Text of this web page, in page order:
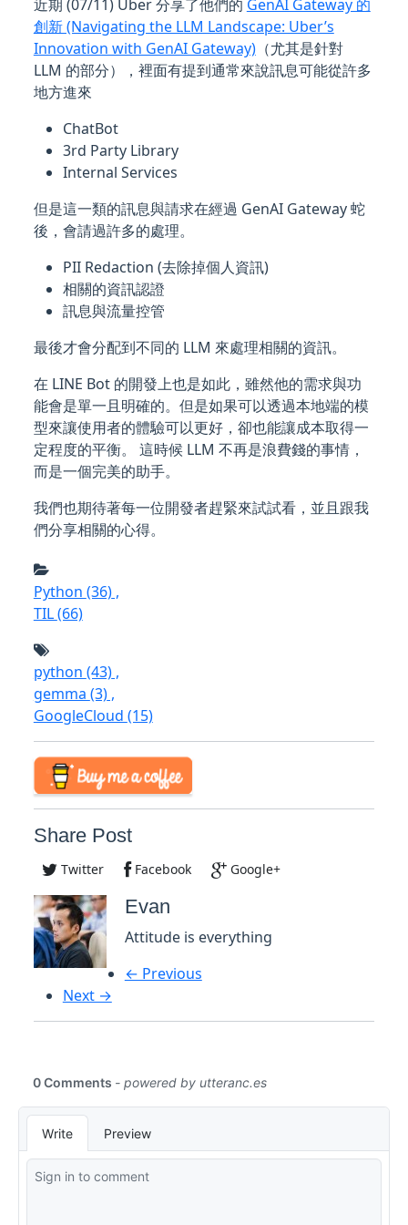
近期 (07/11) Uber 分享了他們的 GenAI Gateway 的
創新 (Navigating the LLM Landscape: Uber’s
Innovation with GenAI Gateway)（尤其是針對
LLM 的部分），裡面有提到通常來說訊息可能從許多
地方進來
ChatBot
3rd Party Library
Internal Services
但是這一類的訊息與請求在經過 GenAI Gateway 蛇
後，會請過許多的處理。
PII Redaction (去除掉個人資訊)
相關的資訊認證
訊息與流量控管
最後才會分配到不同的 LLM 來處理相關的資訊。
在 LINE Bot 的開發上也是如此，雖然他的需求與功
能會是單一且明確的。但是如果可以透過本地端的模
型來讓使用者的體驗可以更好，卻也能讓成本取得一
定程度的平衡。 這時候 LLM 不再是浪費錢的事情，
而是一個完美的助手。
我們也期待著每一位開發者趕緊來試試看，並且跟我
們分享相關的心得。
Python (36),
TIL(66)
python (43),
gemma (3),
GoogleCloud (15)
Share Post
Twitter Facebook Google+
Evan
Attitude is everything
← Previous
Next →